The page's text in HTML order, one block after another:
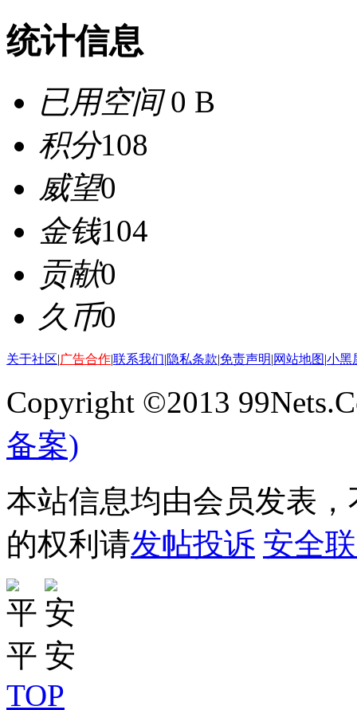
统计信息
已用空间0 B
积分108
威望0
金钱104
贡献0
久币0
关于社区|广告合作|联系我们|隐私条款|免责声明|网站地图|小黑
Copyright ©2013
备案)
本站信息均由会员发表
的权利请发帖投诉 安全
TOP